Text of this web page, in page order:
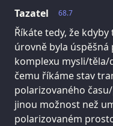
68.7
Tazatel
Říkáte tedy, že
úrovně byla
komplexu mysli/těla/
čemu říkáme stav
polarizovaného
jinou možnost než
polarizovaném